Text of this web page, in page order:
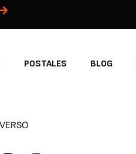
POSTALES BLOG